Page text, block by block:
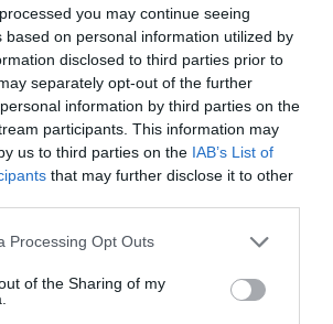
you may continue seeing
based on personal information utilized by
disclosed to third parties prior to
separately opt-out of the further
information by third parties on the
participants. This information may
us to third parties on the IAB’s List of
that may further disclose it to other
Processing Opt Outs
of the Sharing of my
valamivel
állapotban van: Borosné
eljárást már
– KORMÁNYZATI
– HITELT KELL MAJD
BUDAPESTNEK.
kapcsolatban Végh